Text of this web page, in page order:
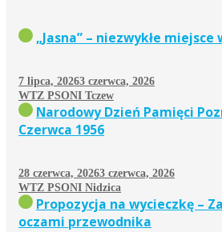
„Jasna” – niezwykłe miejsce
7 lipca, 20263 czerwca, 2026
WTZ PSONI Tczew
Narodowy Dzień Pamięci
Czerwca 1956
28 czerwca, 20263 czerwca, 2026
WTZ PSONI Nidzica
Propozycja na wycieczkę –
oczami przewodnika